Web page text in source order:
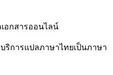
อกสารออนไลน์
ริการแปลภาษาไทยเป็นภาษา